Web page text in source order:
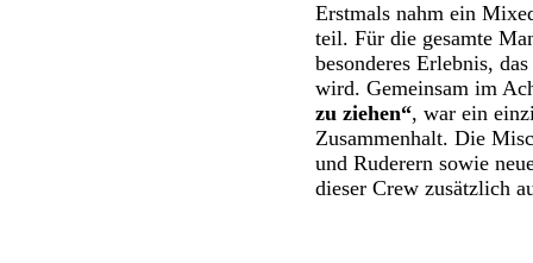
Erstmals nahm ein
teil. Für die gesamte
besonderes Erlebnis,
wird. Gemeinsam im
zu ziehen“, war ein
Zusammenhalt. Die
und Ruderern sowie
dieser Crew zusätzlich